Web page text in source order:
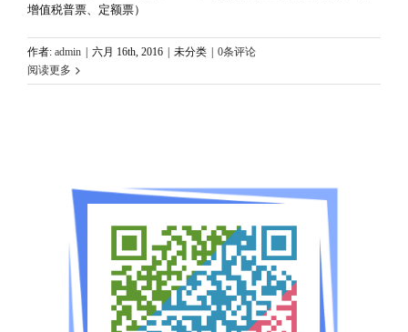
增值税普票、定额票）
作者: admin 六月 16th, 2016 未分类
0条评论
阅读更多